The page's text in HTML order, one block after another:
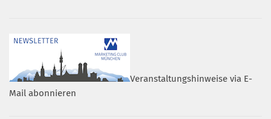
Veranstaltungshinweise via E-
Mail abonnieren